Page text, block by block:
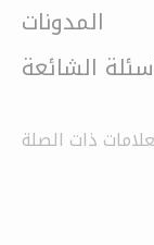
المدونات
الشائعة
ذات الصلة